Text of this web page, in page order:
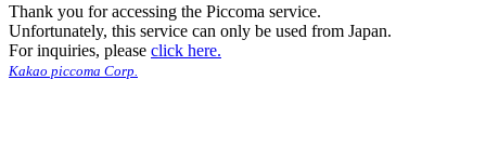
Thank you for accessing the Piccoma service.
Unfortunately, this service can only be used from Japan.
For inquiries, please click here.
Kakao piccoma Corp.